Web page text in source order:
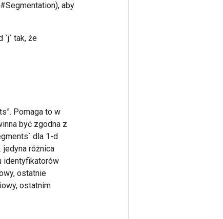
aby
`j` tak, że
Pomaga to w
być zgodna z
dla 1-d
jedyna różnica
identyfikatorów
ostatnie
ostatnim